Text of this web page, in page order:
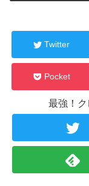
Twitter
Pocket
最強！